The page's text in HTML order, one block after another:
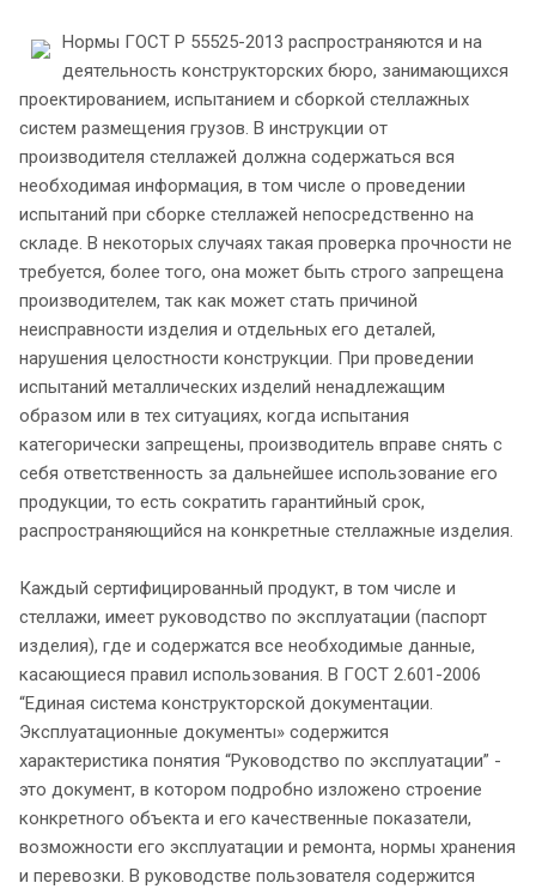
Нормы ГОСТ Р 55525-2013 распространяются и на
деятельность конструкторских бюро, занимающихся
проектированием, испытанием и сборкой стеллажных
систем размещения грузов. В инструкции от
производителя стеллажей должна содержаться вся
необходимая информация, в том числе о проведении
испытаний при сборке стеллажей непосредственно на
складе. В некоторых случаях такая проверка прочности не
требуется, более того, она может быть строго запрещена
производителем, так как может стать причиной
неисправности изделия и отдельных его деталей,
нарушения целостности конструкции. При проведении
испытаний металлических изделий ненадлежащим
образом или в тех ситуациях, когда испытания
категорически запрещены, производитель вправе снять с
себя ответственность за дальнейшее использование его
продукции, то есть сократить гарантийный срок,
распространяющийся на конкретные стеллажные изделия.
Каждый сертифицированный продукт, в том числе и
стеллажи, имеет руководство по эксплуатации (паспорт
изделия), где и содержатся все необходимые данные,
касающиеся правил использования. В ГОСТ 2.601-2006
“Единая система конструкторской документации.
Эксплуатационные документы» содержится
характеристика понятия “Руководство по эксплуатации” -
это документ, в котором подробно изложено строение
конкретного объекта и его качественные показатели,
возможности его эксплуатации и ремонта, нормы хранения
и перевозки. В руководстве пользователя содержится